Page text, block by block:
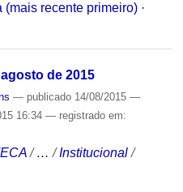
(mais recente primeiro) ·
de 2015
— publicado14/08/2015 —
16:34 — registrado em:
/…/Institucional /